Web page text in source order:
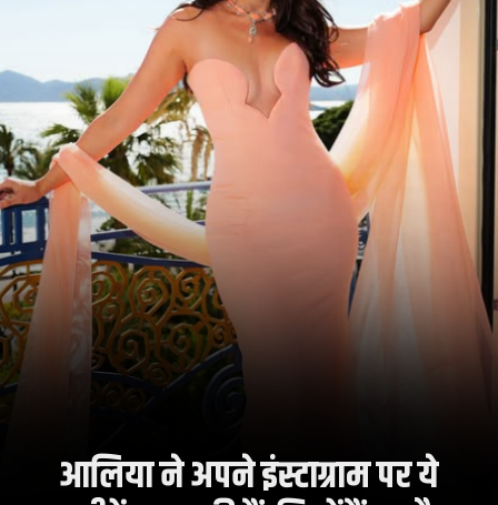
आलिया ने अपने इंस्टाग्राम पर ये